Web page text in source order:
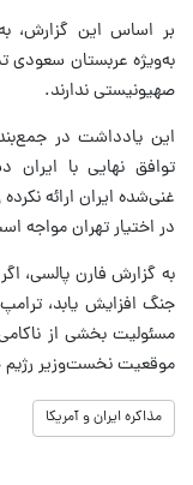
بر اساس این گزارش،
به‌ویژه عربستان سعودی
صهیونیستی ندارند.
این یادداشت در
توافق نهایی با ایران
غنی‌شده ایران ارائه
در اختیار تهران مواجه
به گزارش فارن پالسی،
جنگ افزایش یابد،
مسئولیت بخشی از
موقعیت نخست‌وزیر
مذاکره ایران و آمریکا